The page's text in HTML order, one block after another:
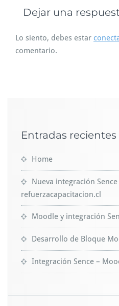
Dejar una
Lo siento, debes estar
comentario.
Entradas recientes
Home
Nueva integración
refuerzacapacitacion.cl
Moodle y integración
Desarrollo de Bloque
Integración Sence –